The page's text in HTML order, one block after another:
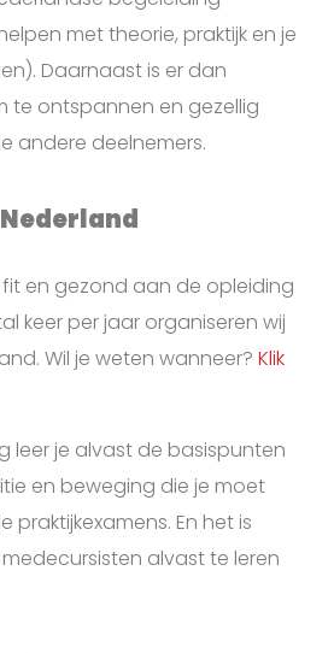
met theorie, praktijk en je
Daarnaast is er dan
te ontspannen en gezellig
andere deelnemers.
fit en gezond aan de opleiding
keer per jaar organiseren wij
Wil je weten wanneer? Klik
leer je alvast de basispunten
en beweging die je moet
praktijkexamens. En het is
alvast te leren